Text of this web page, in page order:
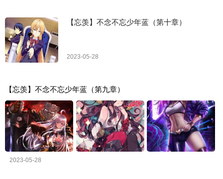
【忘羡】不念不忘少年蓝（第十章）
2023-05-28
【忘羡】不念不忘少年蓝（第九章）
2023-05-28